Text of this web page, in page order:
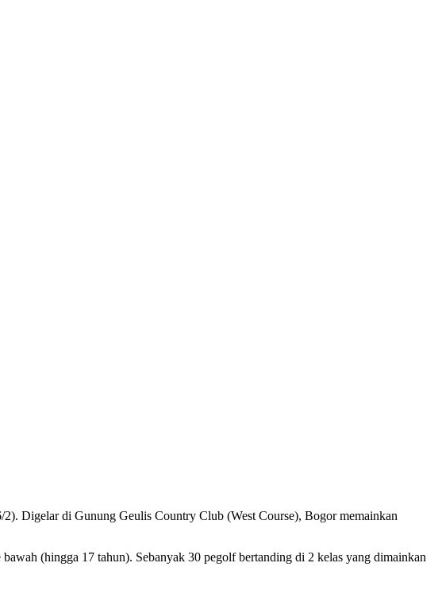
Digelar di Gunung Geulis Country Club (West Course), Bogor memainkan
(hingga 17 tahun). Sebanyak 30 pegolf bertanding di 2 kelas yang dimainkan